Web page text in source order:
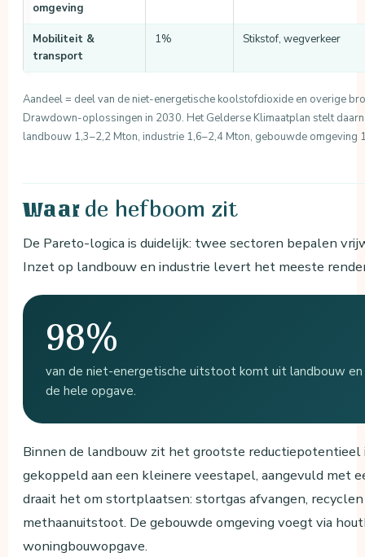
omgeving
Mobiliteit &
transport
1% Stikstof, wegverkeer
Aandeel = deel van de niet-energetische koolstofdioxide en overige
Drawdown-oplossingen in 2030. Het Gelderse Klimaatplan stelt
landbouw 1,3–2,2 Mton, industrie 1,6–2,4 Mton, gebouwde omgeving
Waar de hefboom zit
De Pareto-logica is duidelijk: twee sectoren bepalen
Inzet op landbouw en industrie levert het meeste
98%
van de niet-energetische uitstoot komt uit landbouw
de hele opgave.
Binnen de landbouw zit het grootste
gekoppeld aan een kleinere veestapel, aangevuld met
draait het om stortplaatsen: stortgas afvangen,
methaanuitstoot. De gebouwde omgeving voegt via
woningbouwopgave.